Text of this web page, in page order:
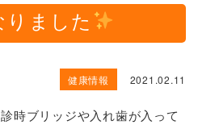
りました
健康情報 2021.02.11
時ブリッジや入れ歯が入って